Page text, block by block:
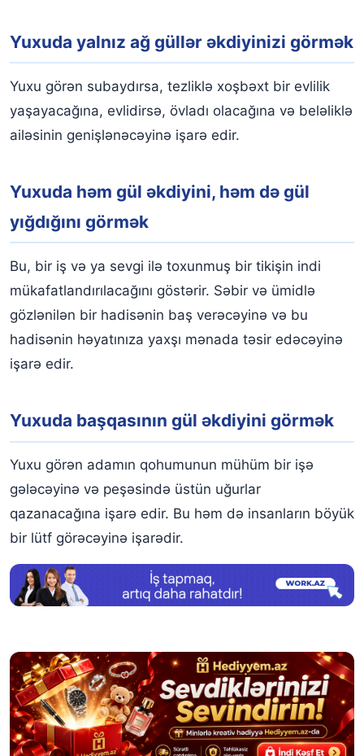
Yuxuda yalnız ağ güllər əkdiyinizi görmək
Yuxu görən subaydırsa, tezliklə xoşbəxt bir evlilik
yaşayacağına, evlidirsə, övladı olacağına və beləliklə
ailəsinin genişlənəcəyinə işarə edir.
Yuxuda həm gül əkdiyini, həm də gül
yığdığını görmək
Bu, bir iş və ya sevgi ilə toxunmuş bir tikişin indi
mükafatlandırılacağını göstərir. Səbir və ümidlə
gözlənilən bir hadisənin baş verəcəyinə və bu
hadisənin həyatınıza yaxşı mənada təsir edəcəyinə
işarə edir.
Yuxuda başqasının gül əkdiyini görmək
Yuxu görən adamın qohumunun mühüm bir işə
gələcəyinə və peşəsində üstün uğurlar
qazanacağına işarə edir. Bu həm də insanların böyük
bir lütf görəcəyinə işarədir.